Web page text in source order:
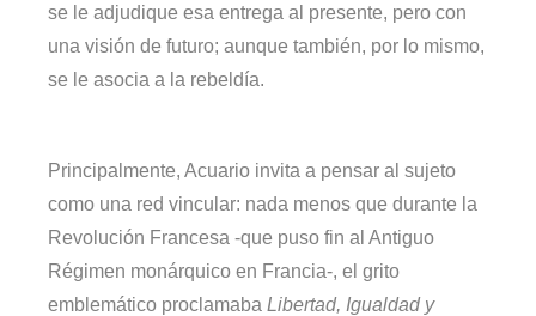
se le adjudique esa entrega al presente, pero con
una visión de futuro; aunque también, por lo mismo,
se le asocia a la rebeldía.
Principalmente, Acuario invita a pensar al sujeto
como una red vincular: nada menos que durante la
Revolución Francesa -que puso fin al Antiguo
Régimen monárquico en Francia-, el grito
emblemático proclamaba Libertad, Igualdad y